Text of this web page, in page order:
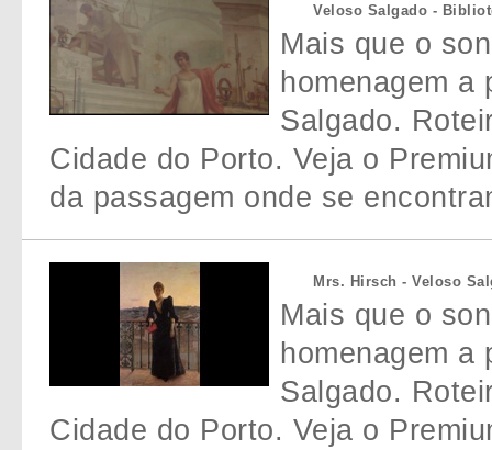
Veloso Salgado -
Mais que o
homenagem a
Salgado.
Cidade do Porto. Veja o
da passagem onde se
Mrs. Hirsch - Veloso
Mais que o
homenagem a
Salgado.
Cidade do Porto. Veja o